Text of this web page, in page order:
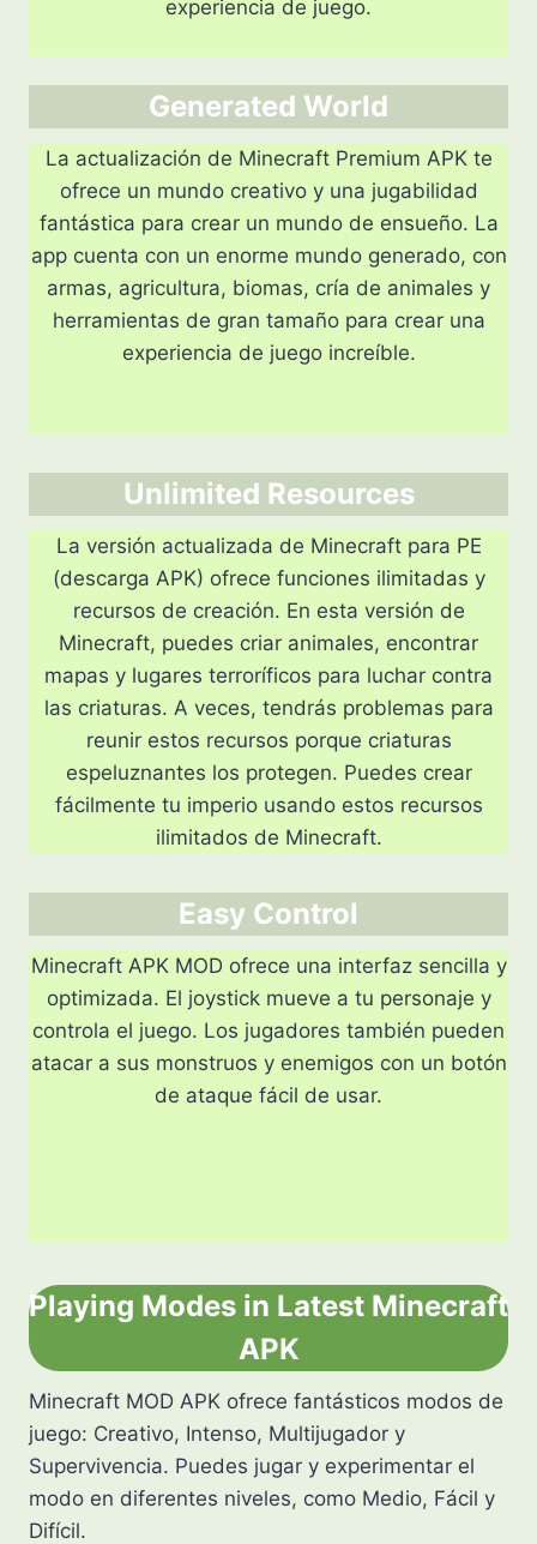
experiencia de juego.
Generated World
La actualización de Minecraft Premium APK te
ofrece un mundo creativo y una jugabilidad
fantástica para crear un mundo de ensueño. La
app cuenta con un enorme mundo generado, con
armas, agricultura, biomas, cría de animales y
herramientas de gran tamaño para crear una
experiencia de juego increíble.
Unlimited Resources
La versión actualizada de Minecraft para PE
(descarga APK) ofrece funciones ilimitadas y
recursos de creación. En esta versión de
Minecraft, puedes criar animales, encontrar
mapas y lugares terroríficos para luchar contra
las criaturas. A veces, tendrás problemas para
reunir estos recursos porque criaturas
espeluznantes los protegen. Puedes crear
fácilmente tu imperio usando estos recursos
ilimitados de Minecraft.
Easy Control
Minecraft APK MOD ofrece una interfaz sencilla y
optimizada. El joystick mueve a tu personaje y
controla el juego. Los jugadores también pueden
atacar a sus monstruos y enemigos con un botón
de ataque fácil de usar.
Playing Modes in Latest Minecraft
APK
Minecraft MOD APK ofrece fantásticos modos de
juego: Creativo, Intenso, Multijugador y
Supervivencia. Puedes jugar y experimentar el
modo en diferentes niveles, como Medio, Fácil y
Difícil.